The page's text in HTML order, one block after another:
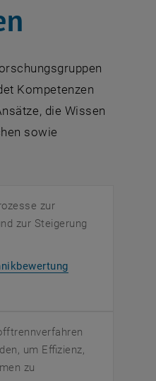
Kompetenzen
die Wissen
sowie
zur
zur Steigerung
um Effizienz,
zu